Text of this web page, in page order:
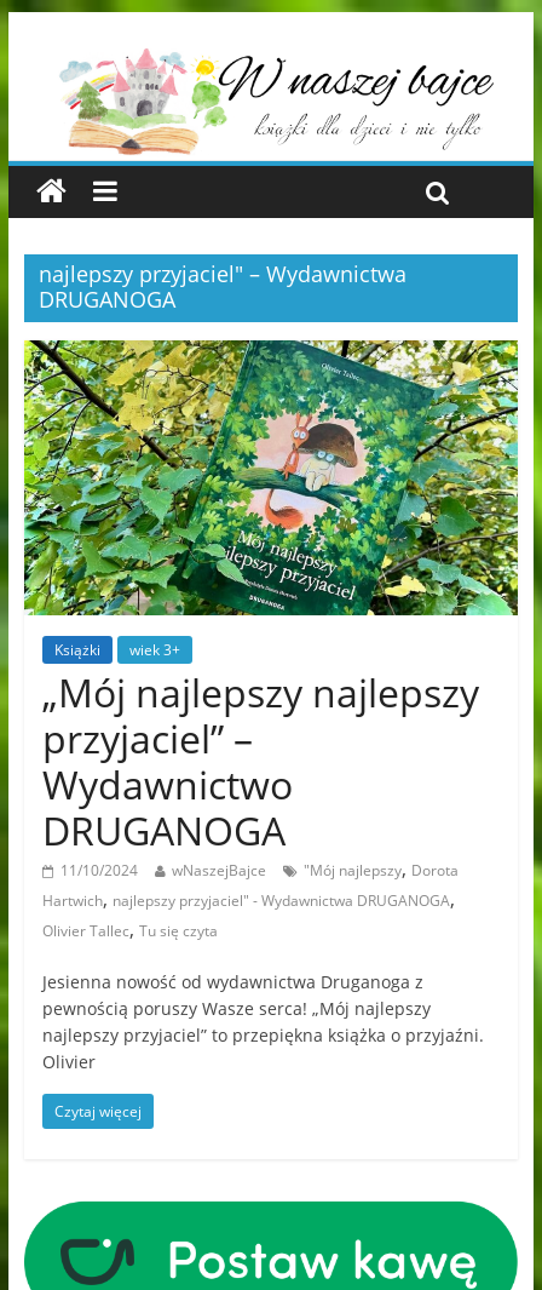
najlepszy przyjaciel" – Wydawnictwa
DRUGANOGA
Książki wiek 3+
„Mój najlepszy najlepszy
przyjaciel” –
Wydawnictwo
DRUGANOGA
11/10/2024 wNaszejBajce "Mój najlepszy, Dorota
Hartwich, najlepszy przyjaciel" - Wydawnictwa DRUGANOGA,
Olivier Tallec, Tu się czyta
Jesienna nowość od wydawnictwa Druganoga z
pewnością poruszy Wasze serca! „Mój najlepszy
najlepszy przyjaciel” to przepiękna książka o przyjaźni.
Olivier
Czytaj więcej